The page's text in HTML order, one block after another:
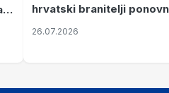
hrvatski branitelji
pronalaze mir
26.07.2026